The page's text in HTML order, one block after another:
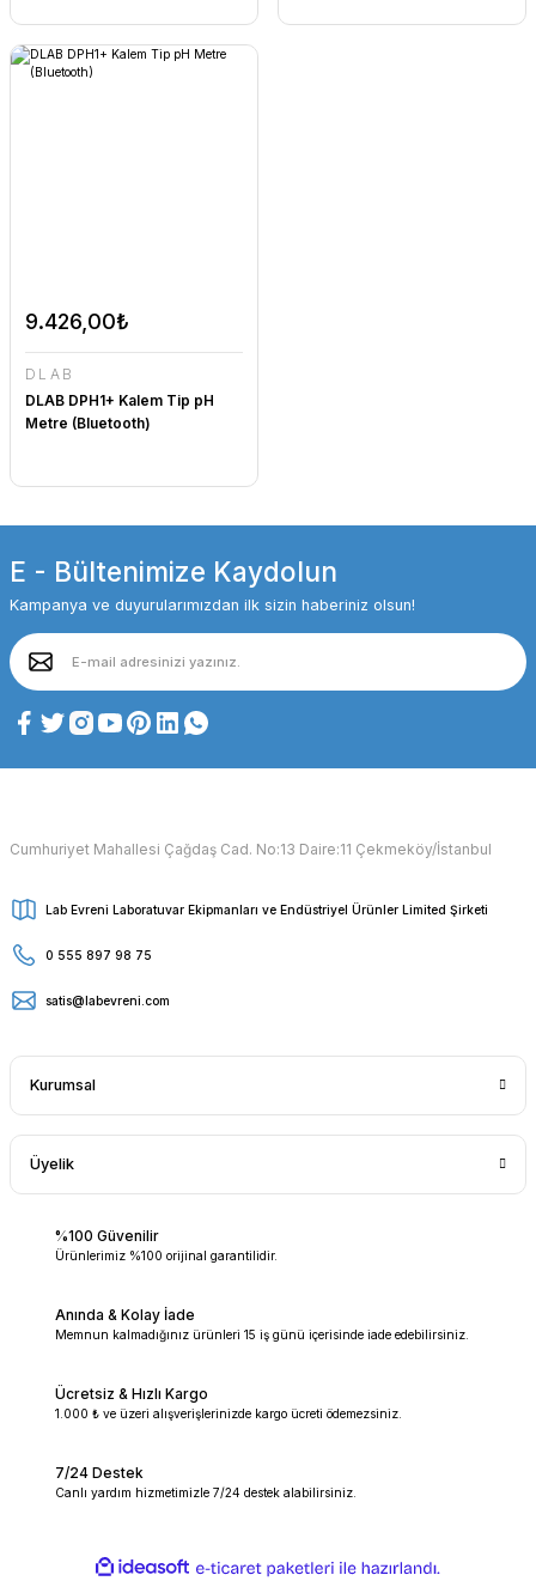
9.426,00₺
DLAB
DLAB DPH1+ Kalem Tip pH
Metre (Bluetooth)
E - Bültenimize Kaydolun
Kampanya ve duyurularımızdan ilk sizin haberiniz olsun!
Cumhuriyet Mahallesi Çağdaş Cad. No:13 Daire:11 Çekmeköy/İstanbul
Lab Evreni Laboratuvar Ekipmanları ve Endüstriyel Ürünler Limited Şirketi
0 555 897 98 75
satis@labevreni.com
Kurumsal
Üyelik
%100 Güvenilir
Ürünlerimiz %100 orijinal garantilidir.
Anında & Kolay İade
Memnun kalmadığınız ürünleri 15 iş günü içerisinde iade edebilirsiniz.
Ücretsiz & Hızlı Kargo
1.000 ₺ ve üzeri alışverişlerinizde kargo ücreti ödemezsiniz.
7/24 Destek
Canlı yardım hizmetimizle 7/24 destek alabilirsiniz.
ideasoft
e-